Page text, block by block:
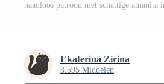
Ekaterina Zirina
3.595 Middelen